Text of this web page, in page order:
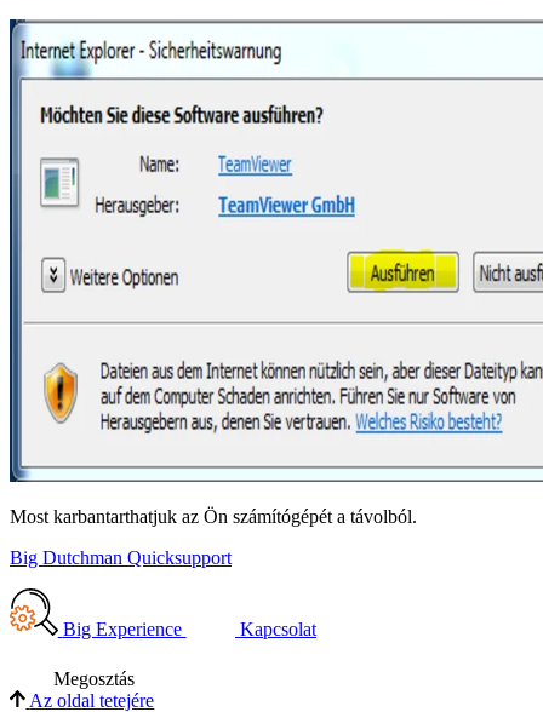
Most karbantarthatjuk az Ön számítógépét a távolból.
Big Dutchman Quicksupport
Big Experience Kapcsolat
Megosztás
Az oldal tetejére